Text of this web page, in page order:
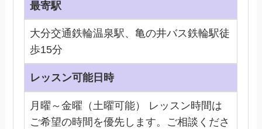
最寄駅
大分交通鉄輪温泉駅、亀の井バス鉄輪駅徒
歩15分
レッスン可能日時
月曜～金曜（土曜可能） レッスン時間は
ご希望の時間を優先します。ご相談くださ